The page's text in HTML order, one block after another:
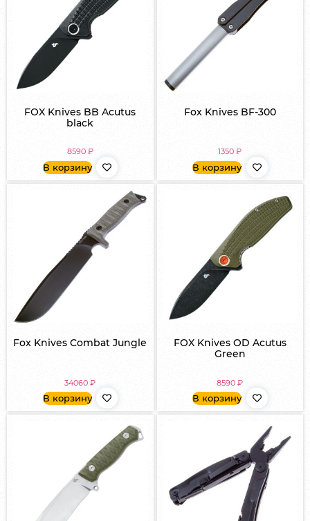
FOX Knives BB Acutus
black
8590 ₽
В корзину
Fox Knives BF-300
1350₽
В корзину
Fox Knives Combat Jungle
34060₽
В корзину
FOX Knives OD Acutus
Green
8590₽
В корзину